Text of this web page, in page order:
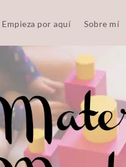
Empieza por aquí Sobre mí